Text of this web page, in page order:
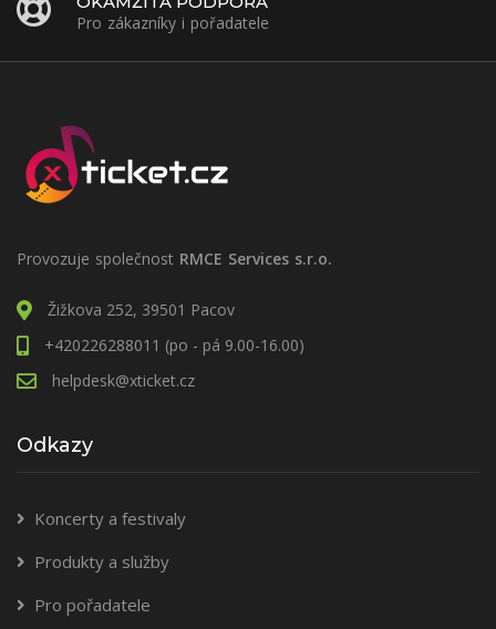
Pro zákazníky i pořadatele
Provozuje společnost RMCE Services s.r.o.
Žižkova 252, 39501 Pacov
+420226288011 (po - pá 9.00-16.00)
helpdesk@xticket.cz
Odkazy
Koncerty a festivaly
Produkty a služby
Pro pořadatele